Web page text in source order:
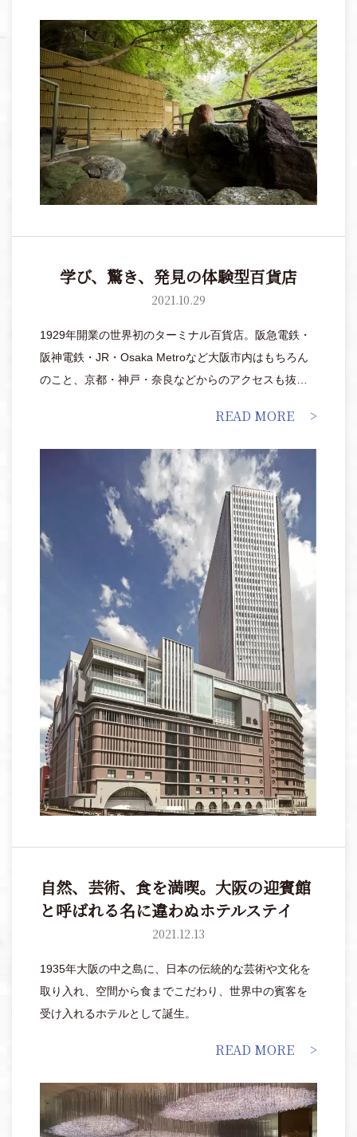
渓谷を眼下に望む露天風呂や、雄大な自然の姿を切り
取る大窓を設えた大浴場が。渓流の心地よいせせらぎ
に耳を傾けながら、大自然のパノラマを目に焼き付け
て。
学び、驚き、発見の体験型百貨店
2021.10.29
1929年開業の世界初のターミナル百貨店。阪急電鉄・
阪神電鉄・JR・Osaka Metroなど大阪市内はもちろん
のこと、京都・神戸・奈良などからのアクセスも抜
レンドや最新のライフスタイルを発信する日本最大級
の百貨店として知られています。特に、ファッション
衣料や化粧品等の販売は、日本でトップの地位を占め
READ MORE
自然、芸術、食を満喫。大阪の迎賓館
と呼ばれる名に違わぬホテルステイ
2021.12.13
1935年大阪の中之島に、日本の伝統的な芸術や文化を
取り入れ、空間から食までこだわり、世界中の賓客を
受け入れるホテルとして誕生。
READ MORE